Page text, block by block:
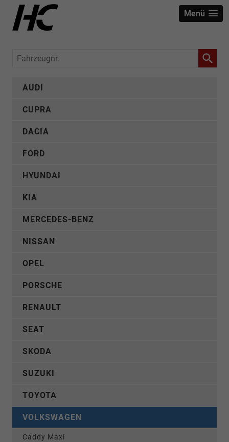
Menü
Fahrzeugnr.
AUDI
CUPRA
DACIA
FORD
HYUNDAI
KIA
MERCEDES-BENZ
NISSAN
OPEL
PORSCHE
RENAULT
SEAT
SKODA
SUZUKI
TOYOTA
VOLKSWAGEN
Caddy Maxi